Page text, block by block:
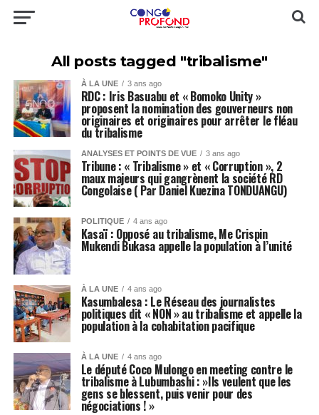
All posts tagged "tribalisme"
À LA UNE 3 ans ago
RDC : Iris Basuabu et « Bomoko Unity »
proposent la nomination des gouverneurs non
originaires et originaires pour arrêter le fléau
du tribalisme
ANALYSES ET POINTS DE VUE 3 ans ago
Tribune : « Tribalisme » et « Corruption », 2
maux majeurs qui gangrènent la société RD
Congolaise ( Par Daniel Kuezina TONDUANGU)
POLITIQUE 4 ans ago
Kasaï : Opposé au tribalisme, Me Crispin
Mukendi Bukasa appelle la population à l’unité
À LA UNE 4 ans ago
Kasumbalesa : Le Réseau des journalistes
politiques dit « NON » au tribalisme et appelle la
population à la cohabitation pacifique
À LA UNE 4 ans ago
Le député Coco Mulongo en meeting contre le
tribalisme à Lubumbashi : »Ils veulent que les
gens se blessent, puis venir pour des
négociations ! »